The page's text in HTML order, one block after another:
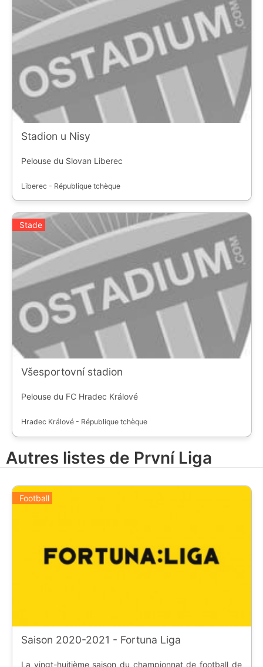
Stadion u Nisy
Pelouse du Slovan Liberec
Liberec - République tchèque
Stade
Všesportovní stadion
Pelouse du FC Hradec Králové
Hradec Králové - République tchèque
Autres listes de První Liga
Football
Saison 2020-2021 - Fortuna Liga
La vingt-huitième saison du championnat de football de